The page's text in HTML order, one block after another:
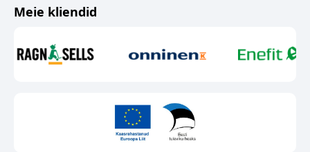
Meie kliendid